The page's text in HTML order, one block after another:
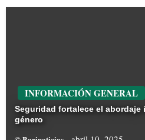
INFORMACIÓN GENERAL
Seguridad fortalece el abordaje
género